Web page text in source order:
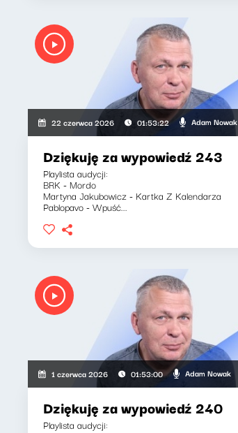
22 czerwca 2026 01:53:22 Adam Nowak
Dziękuję za wypowiedź 243
Playlista audycji:
BRK - Mordo
Martyna Jakubowicz - Kartka Z Kalendarza
Pablopavo - Wpuść...
1 czerwca 2026 01:53:00 Adam Nowak
Dziękuję za wypowiedź 240
Playlista audycji: